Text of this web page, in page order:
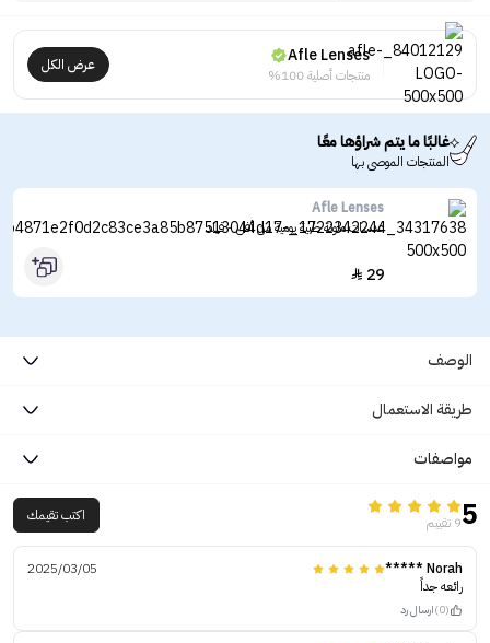
Afle Lenses
منتجات أصلية 100%
عرض الكل
غالبًا ما يتم شراؤها معًا
المنتجات الموصى بها
Afle Lenses
عدسات ملونة طبية يومية من أفل - فيلد
29

الوصف
طريقة الاستعمال
مواصفات
59 تقييم اكتب تقيمك
Norah *****
2025/03/05
رائعه جداً
(0) ارسال رد